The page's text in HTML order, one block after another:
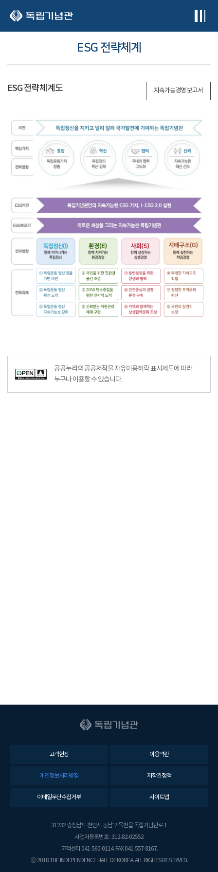
ESG 전략체계
ESG 전략체계도 지속가능경영 보고서
공공누리의 공공저작물 자유이용허락 표시제도에 따라
누구나 이용할 수 있습니다.
고객헌장 이용약관
개인정보처리방침 저작권정책
이메일무단수집거부 사이트맵
31232 충청남도 천안시 동남구 목천읍 독립기념관로 1
사업자등록번호 : 312-82-02552
고객센터 041-560-0114. FAX 041-557-8167.
ⓒ 2018 THE INDEPENDENCE HALL OF KOREA. ALL RIGHTS RESERVED.